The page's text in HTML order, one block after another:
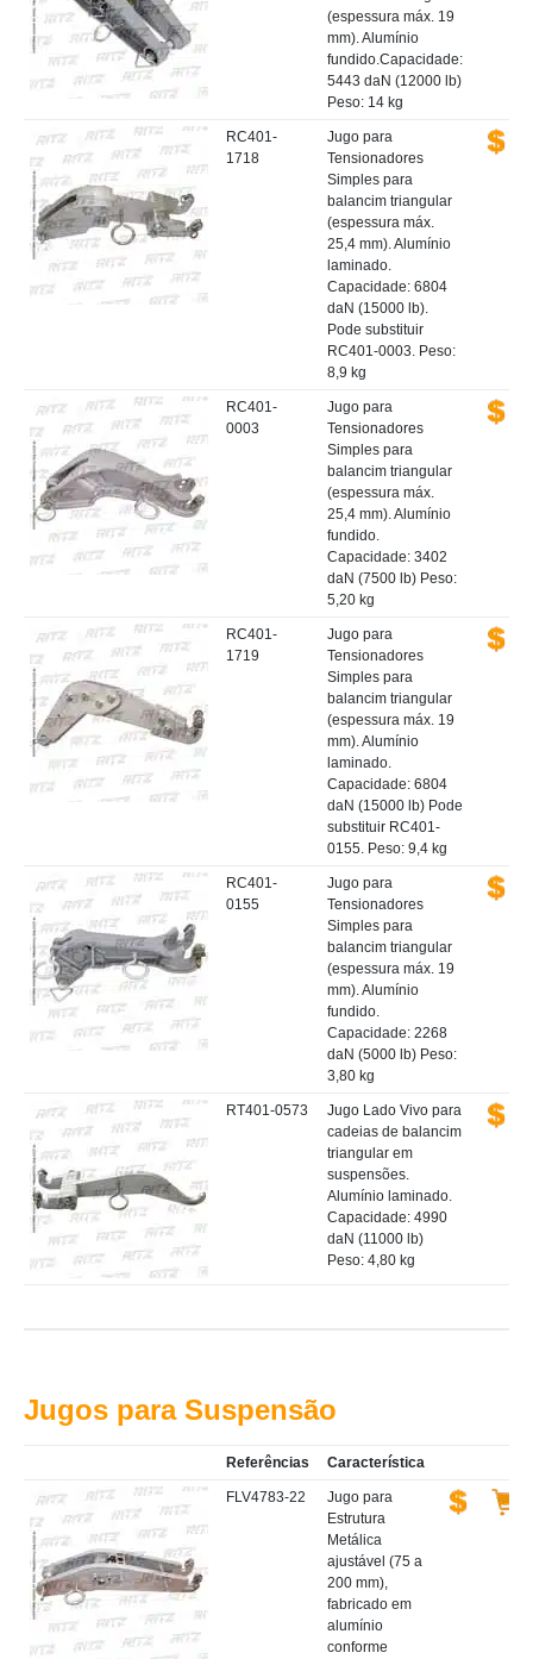
(espessura máx. 19
mm). Alumínio
fundido.Capacidade:
5443 daN (12000 lb)
Peso: 14 kg
RC401-
1718
Jugo para
Tensionadores
Simples para
balancim triangular
(espessura máx.
25,4 mm). Alumínio
laminado.
Capacidade: 6804
daN (15000 lb).
Pode substituir
RC401-0003. Peso:
8,9 kg
RC401-
0003
Jugo para
Tensionadores
Simples para
balancim triangular
(espessura máx.
25,4 mm). Alumínio
fundido.
Capacidade: 3402
daN (7500 lb) Peso:
5,20 kg
RC401-
1719
Jugo para
Tensionadores
Simples para
balancim triangular
(espessura máx. 19
mm). Alumínio
laminado.
Capacidade: 6804
daN (15000 lb) Pode
substituir RC401-
0155. Peso: 9,4 kg
RC401-
0155
Jugo para
Tensionadores
Simples para
balancim triangular
(espessura máx. 19
mm). Alumínio
fundido.
Capacidade: 2268
daN (5000 lb) Peso:
3,80 kg
RT401-0573
Jugo Lado Vivo para
cadeias de balancim
triangular em
suspensões.
Alumínio laminado.
Capacidade: 4990
daN (11000 lb)
Peso: 4,80 kg
Jugos para Suspensão
Referências Característica
FLV4783-22
Jugo para
Estrutura
Metálica
ajustável (75 a
200 mm),
fabricado em
alumínio
conforme